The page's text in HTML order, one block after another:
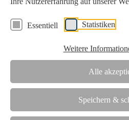
Essentiell Statistiken
Weitere
Alle
Speichern &
Verein
Wir unterstützen die Interessen der
Zusammenarbeit mit Wissenschaft
Die Holzforschung Austria ist
Team